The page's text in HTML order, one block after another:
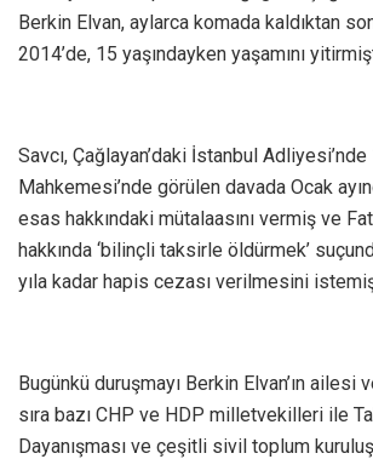
Berkin Elvan, aylarca komada kaldıktan
2014’de, 15 yaşındayken yaşamını
Savcı, Çağlayan’daki İstanbul Adliyesi’nde
Mahkemesi’nde görülen davada Ocak
esas hakkındaki mütalaasını vermiş ve
hakkında ‘bilinçli taksirle öldürmek’
yıla kadar hapis cezası verilmesini
Bugünkü duruşmayı Berkin Elvan’ın ailesi
sıra bazı CHP ve HDP milletvekilleri ile
Dayanışması ve çeşitli sivil toplum